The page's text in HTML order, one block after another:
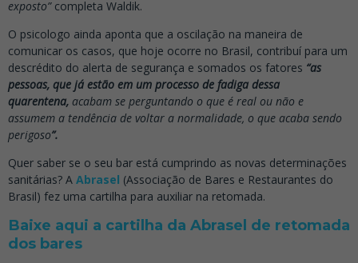
exposto”completa Waldik.
O psicologo ainda aponta que a oscilação na maneira de
comunicar os casos, que hoje ocorre no Brasil, contribuí para um
descrédito do alerta de segurança e somados os fatores “as
pessoas, que já estão em um processo de fadiga dessa
quarentena, acabam se perguntando o que é real ou não e
assumem a tendência de voltar a normalidade, o que acaba sendo
perigoso”.
Quer saber se o seu bar está cumprindo as novas determinações
sanitárias? A Abrasel (Associação de Bares e Restaurantes do
Brasil) fez uma cartilha para auxiliar na retomada.
Baixe aqui a cartilha da Abrasel de retomada
dos bares